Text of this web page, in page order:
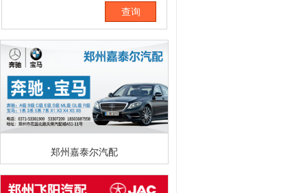
查询
郑州嘉泰尔汽配